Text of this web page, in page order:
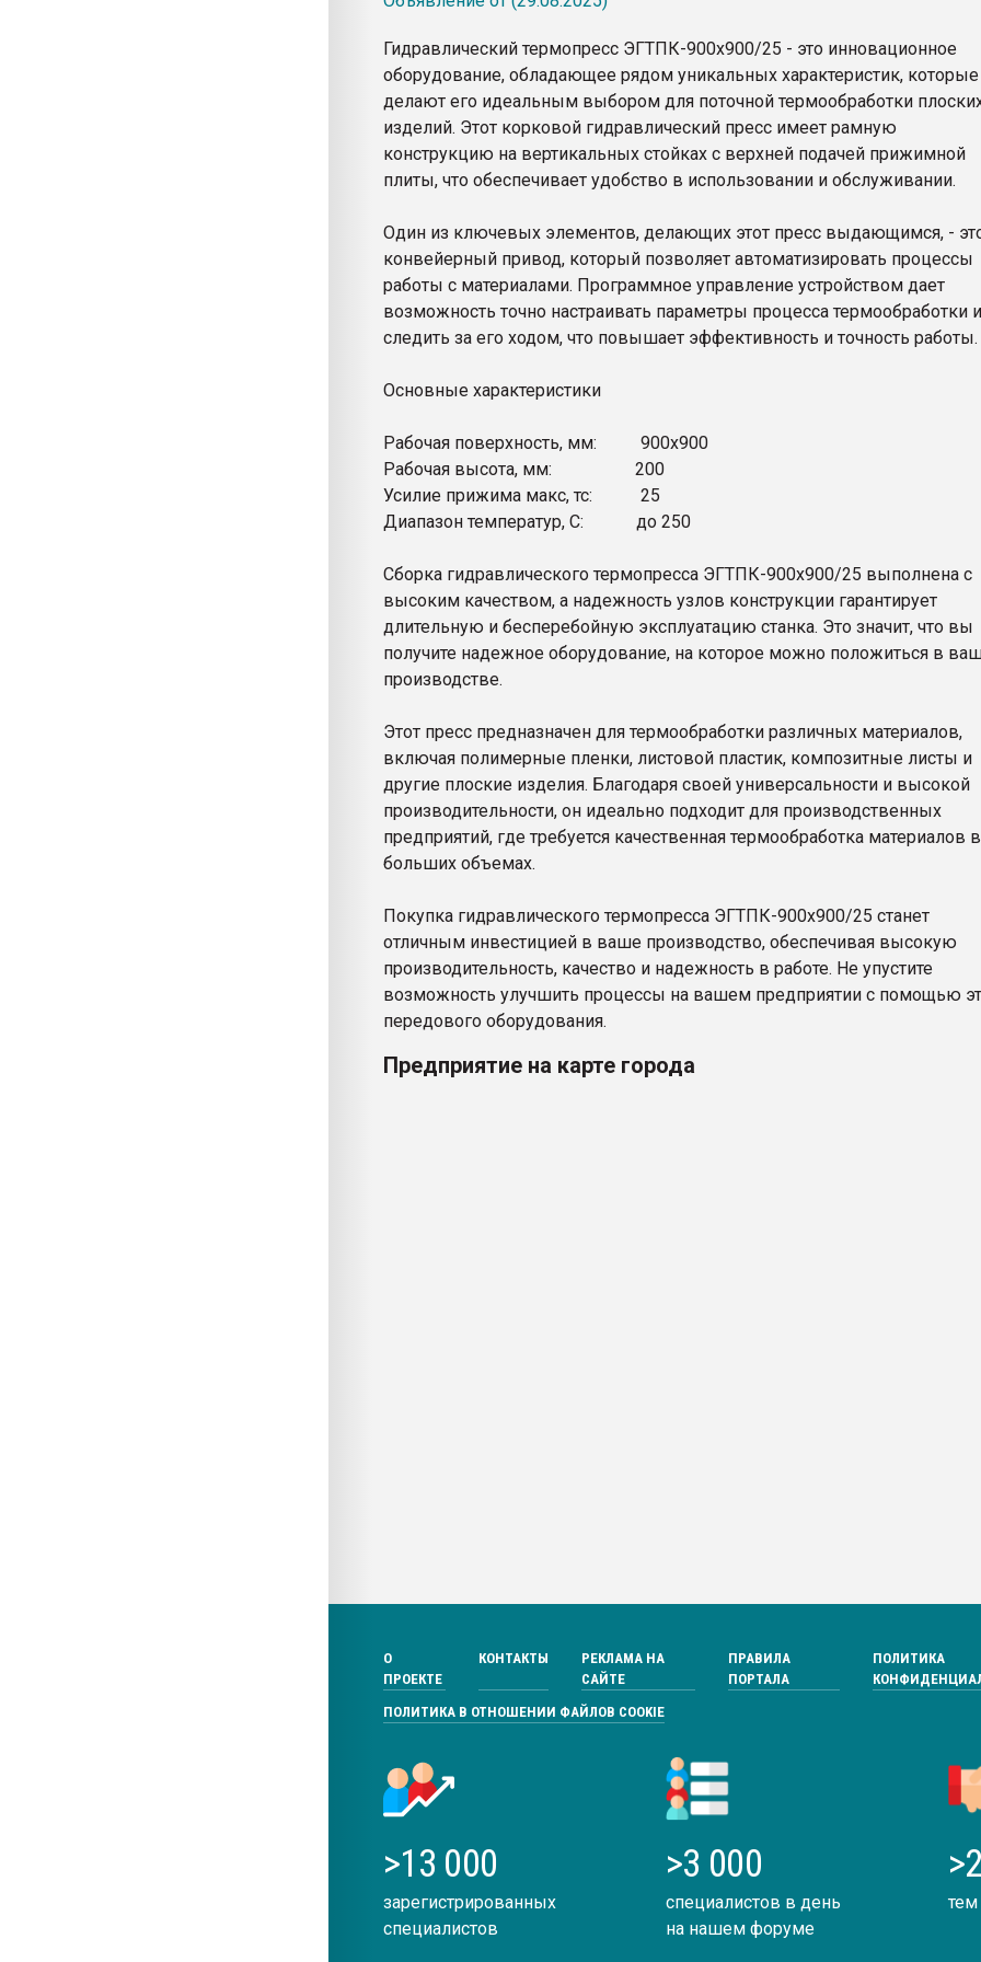
Гидравлический термопресс ЭГТПК-900х900/25 - это инновационное
оборудование, обладающее рядом уникальных характеристик, которые
делают его идеальным выбором для поточной термообработки
изделий. Этот корковой гидравлический пресс имеет рамную
конструкцию на вертикальных стойках с верхней подачей прижимной
плиты, что обеспечивает удобство в использовании и обслуживании.
Один из ключевых элементов, делающих этот пресс выдающимся, -
конвейерный привод, который позволяет автоматизировать процессы
работы с материалами. Программное управление устройством дает
возможность точно настраивать параметры процесса термообработки и
следить за его ходом, что повышает эффективность и точность работы.
Основные характеристики
Рабочая поверхность, мм: 900х900
Рабочая высота, мм: 200
Усилие прижима макс, тс: 25
Диапазон температур, С: до 250
Сборка гидравлического термопресса ЭГТПК-900х900/25 выполнена с
высоким качеством, а надежность узлов конструкции гарантирует
длительную и бесперебойную эксплуатацию станка. Это значит, что вы
получите надежное оборудование, на которое можно положиться в
производстве.
Этот пресс предназначен для термообработки различных материалов,
включая полимерные пленки, листовой пластик, композитные листы и
другие плоские изделия. Благодаря своей универсальности и высокой
производительности, он идеально подходит для производственных
предприятий, где требуется качественная термообработка материалов в
больших объемах.
Покупка гидравлического термопресса ЭГТПК-900х900/25 станет
отличным инвестицией в ваше производство, обеспечивая высокую
производительность, качество и надежность в работе. Не упустите
возможность улучшить процессы на вашем предприятии с помощью
передового оборудования.
Предприятие на карте города
О
ПРОЕКТЕ
КОНТАКТЫ
РЕКЛАМА НА
САЙТЕ
ПРАВИЛА
ПОРТАЛА
ПОЛИТИКА
ПОЛИТИКА В ОТНОШЕНИИ ФАЙЛОВ COOKIE
>13 000
зарегистрированных
специалистов
>3 000
специалистов в день
на нашем форуме
тем